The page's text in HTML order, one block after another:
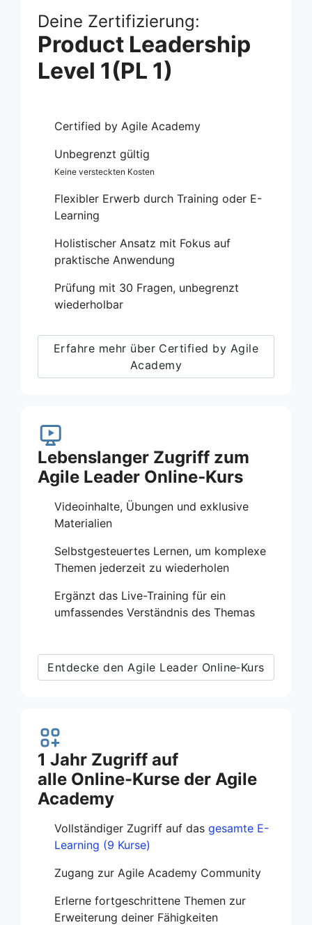
Deine Zertifizierung:
Product Leadership
Level 1(PL 1)
Certified by Agile Academy
Unbegrenzt gültig
Keine versteckten Kosten
Flexibler Erwerb durch Training oder E-
Learning
Holistischer Ansatz mit Fokus auf
praktische Anwendung
Prüfung mit 30 Fragen, unbegrenzt
wiederholbar
Erfahre mehr über Certified by Agile
Academy
Lebenslanger Zugriff zum
Agile Leader Online‑Kurs
Videoinhalte, Übungen und exklusive
Materialien
Selbstgesteuertes Lernen, um komplexe
Themen jederzeit zu wiederholen
Ergänzt das Live-Training für ein
umfassendes Verständnis des Themas
Entdecke den Agile Leader Online‑Kurs
1 Jahr Zugriff auf
alle Online-Kurse der Agile
Academy
Vollständiger Zugriff auf das gesamte E-
Learning (9 Kurse)
Zugang zur Agile Academy Community
Erlerne fortgeschrittene Themen zur
Erweiterung deiner Fähigkeiten